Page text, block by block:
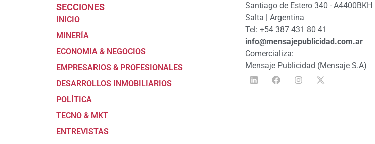
SECCIONES
INICIO
MINERÍA
ECONOMIA & NEGOCIOS
EMPRESARIOS & PROFESIONALES
DESARROLLOS INMOBILIARIOS
POLÍTICA
TECNO & MKT
ENTREVISTAS
Santiago de Estero 340 - A4400BKH
Salta | Argentina
Tel: +54 387 431 80 41
info@mensajepublicidad.com.ar
Comercializa:
Mensaje Publicidad (Mensaje S.A)